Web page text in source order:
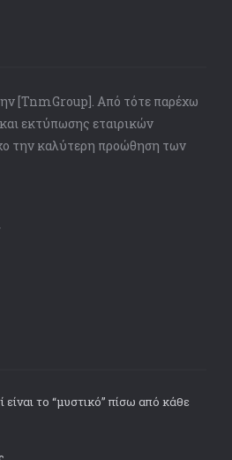
[TnmGroup]. Από τότε παρέχω
εκτύπωσης εταιρικών
την καλύτερη προώθηση των
το “μυστικό” πίσω από κάθε